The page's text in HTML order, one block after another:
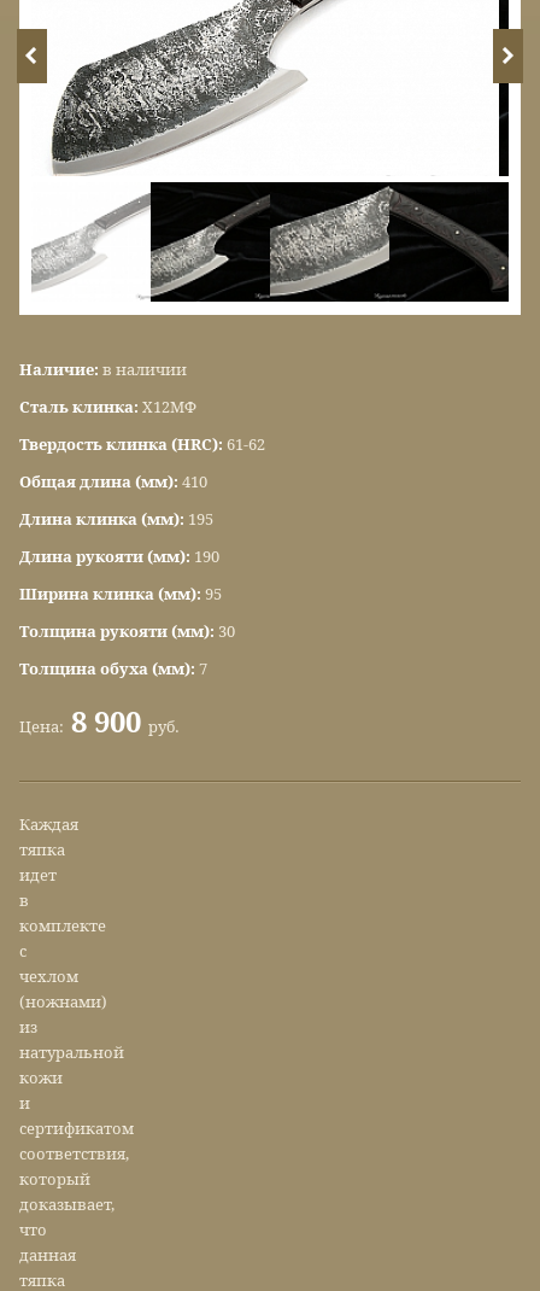
Наличие: в наличии
Сталь клинка: Х12МФ
Твердость клинка (HRC): 61-62
Общая длина (мм): 410
Длина клинка (мм): 195
Длина рукояти (мм): 190
Ширина клинка (мм): 95
Толщина рукояти (мм): 30
Толщина обуха (мм): 7
Цена: 8 900 руб.
Каждая
тяпка
идет
в
комплекте
с
чехлом
(ножнами)
из
натуральной
кожи
и
сертификатом
соответствия,
который
доказывает,
что
данная
тяпка